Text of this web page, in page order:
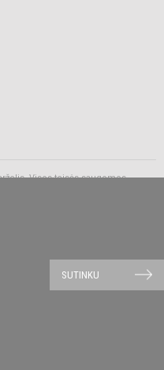
SUTINKU
Visos teisės saugomos.